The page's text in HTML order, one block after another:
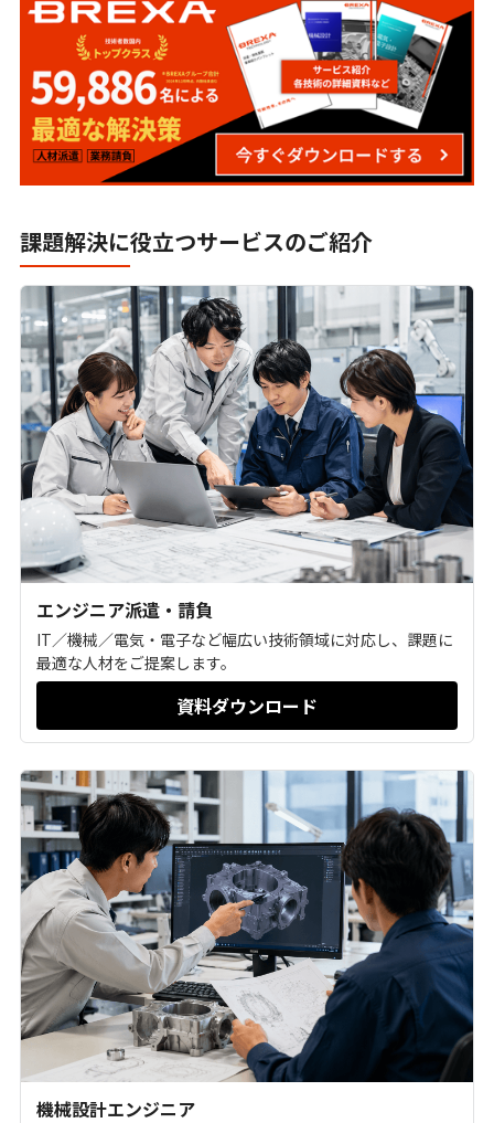
製造業における生成AI活用-ChatGPTをはじめ
とした活用法と事例について
AI見積もりで変わる製造現場｜脱属人化と生産
性向上の具体策
タグチメソッドとは？品質管理や実験計画法と
の違いについても解説
コンジョイント分析とは？活用方法ややり方に
ついて解説
課題解決に役立つサービスのご紹介
エンジニア派遣・請負
IT／機械／電気・電子など幅広い技術領域に対応し、課題に
最適な人材をご提案します。
資料ダウンロード
機械設計エンジニア